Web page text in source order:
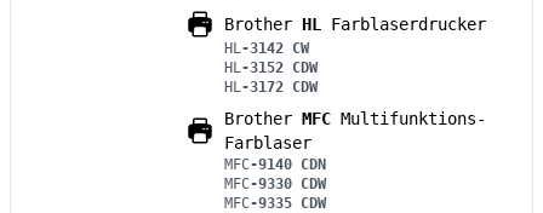
Brother HL Farblaserdrucker
HL -3142 CW
HL -3152 CDW
HL -3172 CDW
Brother MFC Multifunktions-
Farblaser
MFC-9140 CDN
MFC-9330 CDW
MFC-9335 CDW